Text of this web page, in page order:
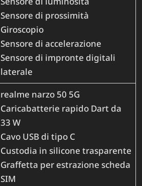
Sensore di prossimità
Giroscopio
Sensore di accelerazione
Sensore di impronte digitali
laterale
realme narzo 50 5G
Caricabatterie rapido Dart da
33 W
Cavo USB di tipo C
Custodia in silicone trasparente
Graffetta per estrazione scheda
SIM